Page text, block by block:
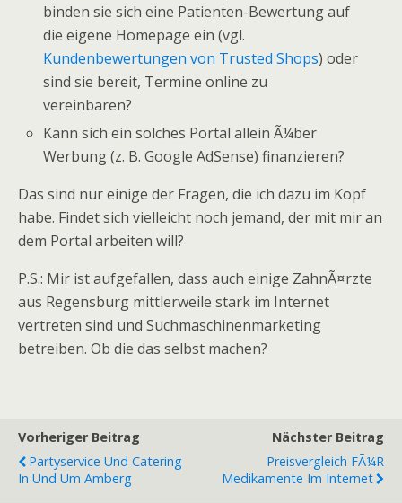
binden sie sich eine Patienten-Bewertung auf
die eigene Homepage ein (vgl.
Kundenbewertungen von Trusted Shops) oder
sind sie bereit, Termine online zu
vereinbaren?
Kann sich ein solches Portal allein Ã¼ber
Werbung (z. B. Google AdSense) finanzieren?
Das sind nur einige der Fragen, die ich dazu im Kopf
habe. Findet sich vielleicht noch jemand, der mit mir an
dem Portal arbeiten will?
P.S.: Mir ist aufgefallen, dass auch einige ZahnÃ¤rzte
aus Regensburg mittlerweile stark im Internet
vertreten sind und Suchmaschinenmarketing
betreiben. Ob die das selbst machen?
Vorheriger Beitrag
Partyservice Und Catering
In Und Um Amberg
Nächster Beitrag
Preisvergleich FÃ¼r
Medikamente Im Internet